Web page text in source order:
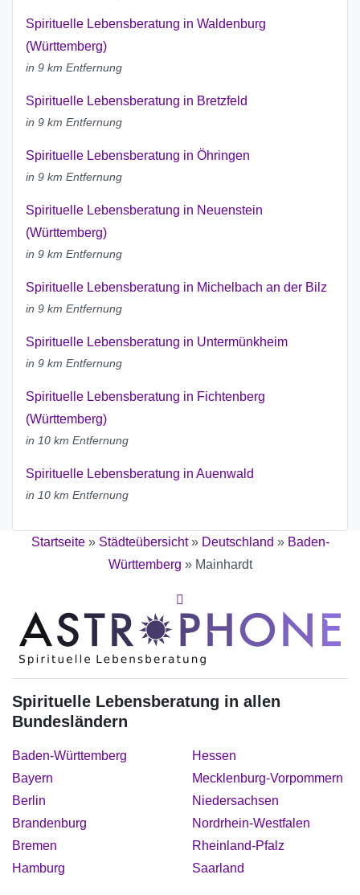
Spirituelle Lebensberatung in Waldenburg
(Württemberg)
in 9 km Entfernung
Spirituelle Lebensberatung in Bretzfeld
in 9 km Entfernung
Spirituelle Lebensberatung in Öhringen
in 9 km Entfernung
Spirituelle Lebensberatung in Neuenstein
(Württemberg)
in 9 km Entfernung
Spirituelle Lebensberatung in Michelbach an der Bilz
in 9 km Entfernung
Spirituelle Lebensberatung in Untermünkheim
in 9 km Entfernung
Spirituelle Lebensberatung in Fichtenberg
(Württemberg)
in 10 km Entfernung
Spirituelle Lebensberatung in Auenwald
in 10 km Entfernung
Startseite» Städteübersicht» Deutschland » Baden-
Württemberg » Mainhardt
Spirituelle Lebensberatung in allen
Bundesländern
Baden-Württemberg
Bayern
Berlin
Brandenburg
Bremen
Hamburg
Hessen
Mecklenburg-Vorpommern
Niedersachsen
Nordrhein-Westfalen
Rheinland-Pfalz
Saarland